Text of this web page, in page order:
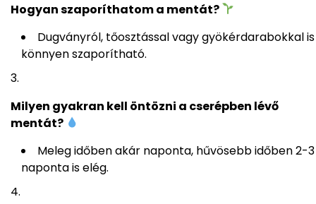
Hogyan szaporíthatom a mentát?
Dugványról, tőosztással vagy gyökérdarabokkal is
könnyen szaporítható.
Milyen gyakran kell öntözni a cserépben lévő
mentát?
Meleg időben akár naponta, hűvösebb időben 2-3
naponta is elég.